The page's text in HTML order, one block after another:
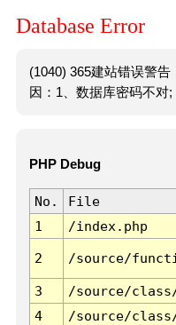
Database Error
(1040) 365建站错误警
因：1、数据库密码不对;
PHP Debug
No. File
1
/index.php
2 /source/
3 /source/
4
/source/